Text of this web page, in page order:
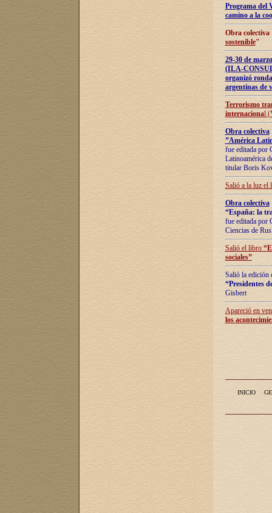
Programa del
camino a la
Obra
sostenible"
29-30 de
(ILA-
organizó
argentinas de
Terrorismo
internacional
Obra colectiva
”América
fue editada por
Latinoamérica
titular Boris
Salió a la luz el
Obra colectiva
“España: la
fue editada por
Ciencias de
Salió el libro “
sociales”
Salió la edición
“Presidentes
Gisbert
Apareció en
los
INICIO